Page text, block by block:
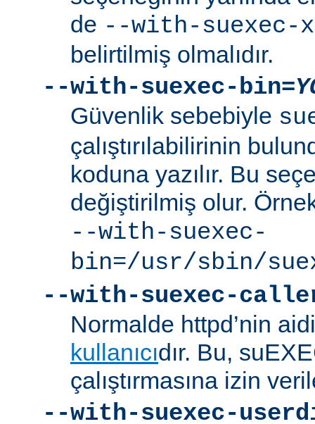
de --with-suexec-
belirtilmiş olmalıdır.
--with-suexec-bin=
Güvenlik sebebiyle
çalıştırılabilirinin
koduna yazılır. Bu
değiştirilmiş olur.
--with-suexec-
bin=/usr/sbin/
--with-suexec-
Normalde httpd’nin
kullanıcıdır. Bu,
çalıştırmasına izin
--with-suexec-